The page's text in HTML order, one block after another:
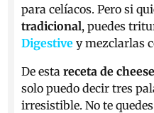
para celíacos. Pero si
tradicional, puedes
Digestive y mezclarlas
De estareceta de
solo puedo decir tres
irresistible. No te